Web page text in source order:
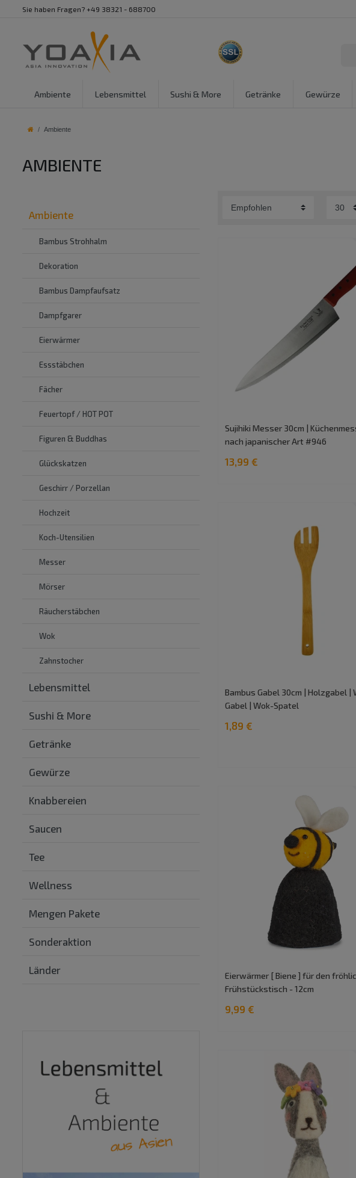
Sie haben Fragen? +49 38321 - 688700
Ambiente Lebensmittel Sushi & More Getränke Gewürze
Ambiente
AMBIENTE
Ambiente
Bambus Strohhalm
Dekoration
Bambus Dampfaufsatz
Dampfgarer
Eierwärmer
Essstäbchen
Fächer
Feuertopf / HOT POT
Figuren & Buddhas
Glückskatzen
Geschirr / Porzellan
Hochzeit
Koch-Utensilien
Messer
Mörser
Räucherstäbchen
Wok
Zahnstocher
Lebensmittel
Sushi & More
Getränke
Gewürze
Knabbereien
Saucen
Tee
Wellness
Mengen Pakete
Sonderaktion
Länder
Sujihiki Messer 30cm |
nach japanischer Art #946
13,99 €
Bambus Gabel 30cm | Holzgabel |
Gabel | Wok-Spatel
1,89 €
Eierwärmer [ Biene ] für den
Frühstückstisch - 12cm
9,99 €